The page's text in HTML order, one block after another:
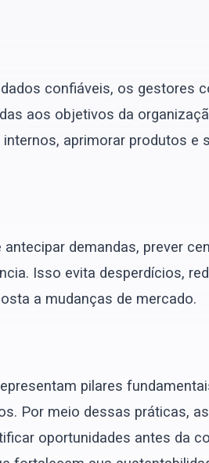
confiáveis, os gestores
aos objetivos da
aprimorar produtos e
demandas, prever
Isso evita desperdícios,
a mudanças de mercado.
pilares
Por meio dessas práticas,
oportunidades antes da